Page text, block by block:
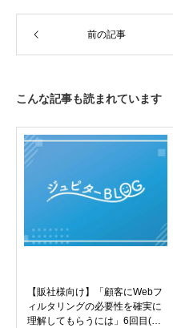
前の記事
こんな記事も読まれています
【販社様向け】「顧客にWebフ
ィルタリングの必要性を確実に
理解してもらうには」6回目(全